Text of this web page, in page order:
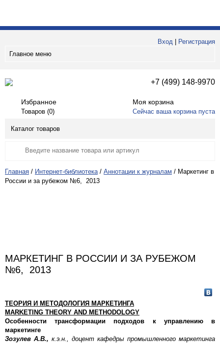
Вход
Регистрация
Главное меню
+7 (499) 148-9970
Избранное
Товаров (0)
Моя корзина
Сейчас ваша корзина пуста
Каталог товаров
Главная / Интернет-библиотека / Аннотации к журналам / Маркетинг в
России и за рубежом №6, 2013
МАРКЕТИНГ В РОССИИ И ЗА РУБЕЖОМ
№6, 2013
ТЕОРИЯ И МЕТОДОЛОГИЯ МАРКЕТИНГА
MARKETING THEORY AND METHODOLOGY
Особенности трансформации подходов к управлению в
маркетинге
Зозулев A.В., к.э.н., доцент кафедры промышленного маркетинга